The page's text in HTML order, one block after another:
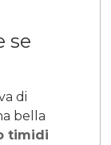
se
di
bella
timidi